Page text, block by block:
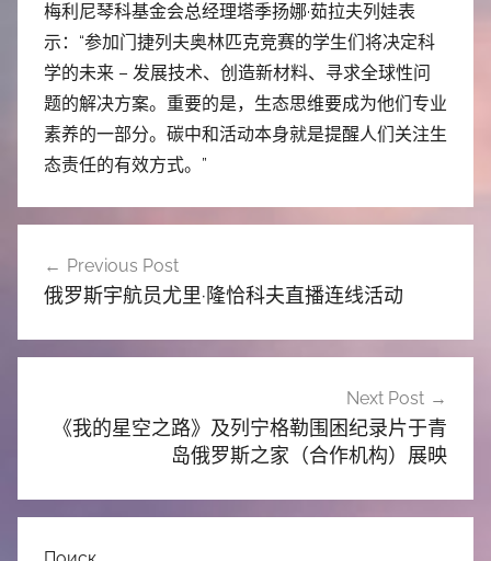
梅利尼琴科基金会总经理塔季扬娜·茹拉夫列娃表
示：“参加门捷列夫奥林匹克竞赛的学生们将决定科
学的未来 – 发展技术、创造新材料、寻求全球性问
题的解决方案。重要的是，生态思维要成为他们专业
素养的一部分。碳中和活动本身就是提醒人们关注生
态责任的有效方式。”
航
Previous Post
俄罗斯宇航员尤里·隆恰科夫直播连线活动
Next Post
《我的星空之路》及列宁格勒围困纪录片于青
岛俄罗斯之家（合作机构）展映